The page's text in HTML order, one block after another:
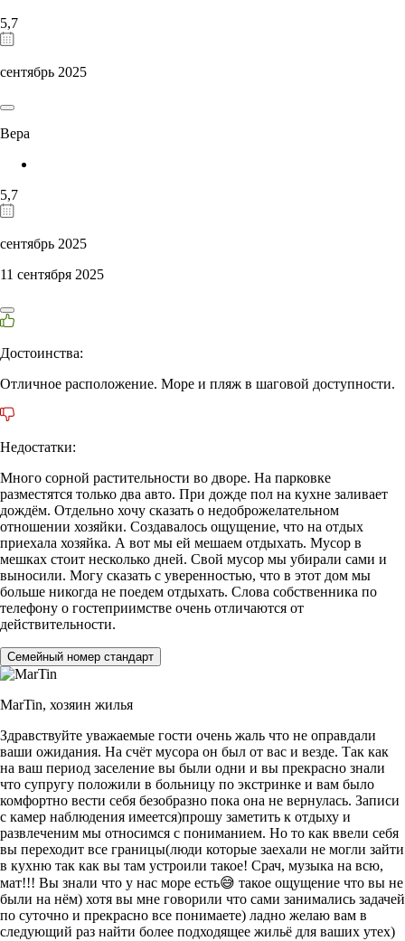
5,7
сентябрь 2025
Вера
5,7
сентябрь 2025
11 сентября 2025
Достоинства:
Отличное расположение. Море и пляж в шаговой доступности.
Недостатки:
Много сорной растительности во дворе. На парковке
разместятся только два авто. При дожде пол на кухне заливает
дождём. Отдельно хочу сказать о недоброжелательном
отношении хозяйки. Создавалось ощущение, что на отдых
приехала хозяйка. А вот мы ей мешаем отдыхать. Мусор в
мешках стоит несколько дней. Свой мусор мы убирали сами и
выносили. Могу сказать с уверенностью, что в этот дом мы
больше никогда не поедем отдыхать. Слова собственника по
телефону о гостеприимстве очень отличаются от
действительности.
Семейный номер стандарт
MarTin, хозяин жилья
Здравствуйте уважаемые гости очень жаль что не оправдали
ваши ожидания. На счёт мусора он был от вас и везде. Так как
на ваш период заселение вы были одни и вы прекрасно знали
что супругу положили в больницу по экстринке и вам было
комфортно вести себя безобразно пока она не вернулась. Записи
с камер наблюдения имеется)прошу заметить к отдыху и
развлеченим мы относимся с пониманием. Но то как ввели себя
вы переходит все границы(люди которые заехали не могли зайти
в кухню так как вы там устроили такое! Срач, музыка на всю,
мат!!! Вы знали что у нас море есть😅 такое ощущение что вы не
были на нём) хотя вы мне говорили что сами занимались задачей
по суточно и прекрасно все понимаете) ладно желаю вам в
следующий раз найти более подходящее жильё для ваших утех)